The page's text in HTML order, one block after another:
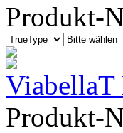
Produkt-
Produkt-